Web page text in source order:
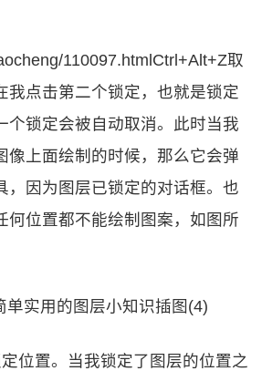
110097.htmlCtrl+Alt+Z取
我点击第二个锁定，也就是锁定
个锁定会被自动取消。此时当我
像上面绘制的时候，那么它会弹
，因为图层已锁定的对话框。也
何位置都不能绘制图案，如图所
位置。当我锁定了图层的位置之